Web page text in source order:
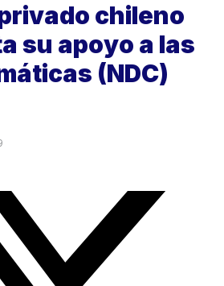
chileno
su apoyo a las
(NDC)